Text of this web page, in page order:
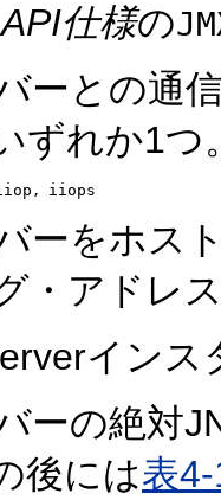
仕様の
ーとの通
ずれか1つ
, iiops
ーをホス
・アドレ
イン
ーの絶対
後には表